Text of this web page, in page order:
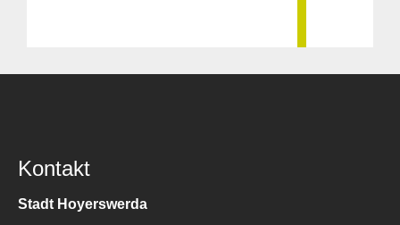
Kontakt
Stadt Hoyerswerda